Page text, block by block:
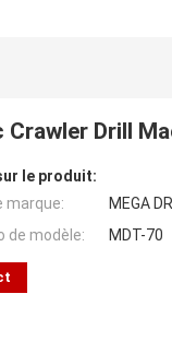
Drill
le produit:
marque:
MEGA
de modèle:
MDT-70